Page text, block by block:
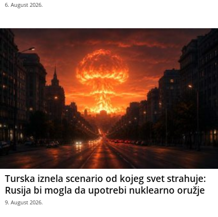
6. August 2026.
Turska iznela scenario od kojeg svet strahuje:
Rusija bi mogla da upotrebi nuklearno oružje
9. August 2026.